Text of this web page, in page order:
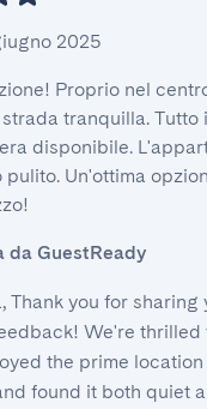
2025
Proprio nel
tranquilla. Tutto
disponibile.
pulito. Un'ottima
da GuestReady
Thank you for sharing
We're thrilled
the prime location
found it both quiet